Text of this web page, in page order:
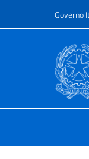
Governo